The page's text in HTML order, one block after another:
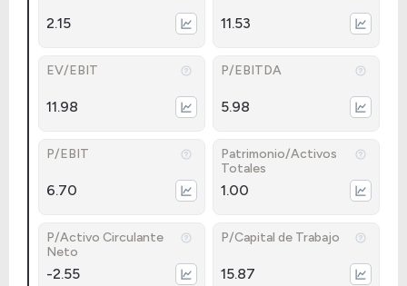
2.15 11.53
EV/EBIT
11.98
P/EBITDA
5.98
P/EBIT
6.70
Patrimonio/Activos
Totales
1.00
P/Activo Circulante
Neto
-2.55
P/Capital de Trabajo
15.87